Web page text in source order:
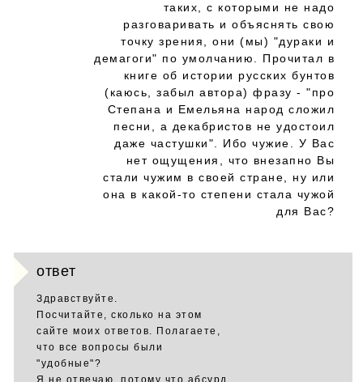
таких, с которыми не надо
разговаривать и объяснять свою
точку зрения, они (мы) "дураки и
демагоги" по умолчанию. Прочитал в
книге об истории русских бунтов
(каюсь, забыл автора) фразу - "про
Степана и Емельяна народ сложил
песни, а декабристов не удостоил
даже частушки". Ибо чужие. У Вас
нет ощущения, что внезапно Вы
стали чужим в своей стране, ну или
она в какой-то степени стала чужой
для Вас?
ответ
Здравствуйте.
Посчитайте, сколько на этом
сайте моих ответов. Полагаете,
что все вопросы были
"удобные"?
Я не отвечаю, потому что абсурд